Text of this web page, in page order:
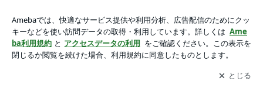
アプリをダウンロードして ブログの更新通知
を受け取りまし
ょう。
開く